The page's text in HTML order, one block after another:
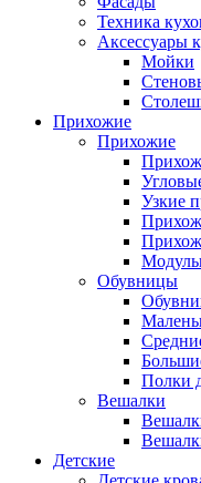
Техника
Аксессуары
Мойки
Прихожие
Прихожие
Узкие
Обувницы
Полки
Вешалки
Детские